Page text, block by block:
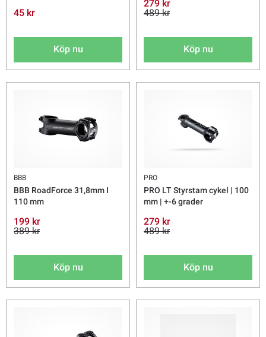
45 kr
Köp nu
279 kr
489 kr
Köp nu
BBB
BBB RoadForce 31,8mm I
110 mm
199 kr
389 kr
Köp nu
PRO
PRO LT Styrstam cykel | 100
mm | +-6 grader
279 kr
489 kr
Köp nu